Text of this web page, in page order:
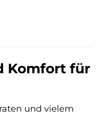
Komfort für
und vielem